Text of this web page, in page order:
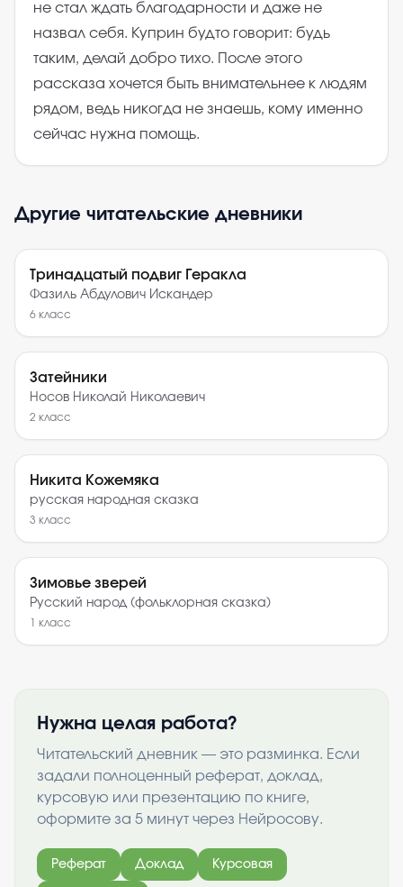
не стал ждать благодарности и даже не
назвал себя. Куприн будто говорит: будь
таким, делай добро тихо. После этого
рассказа хочется быть внимательнее к людям
рядом, ведь никогда не знаешь, кому именно
сейчас нужна помощь.
Другие читательские дневники
Тринадцатый подвиг Геракла
Фазиль Абдулович Искандер
6 класс
Затейники
Носов Николай Николаевич
2 класс
Никита Кожемяка
русская народная сказка
3 класс
Зимовье зверей
Русский народ (фольклорная сказка)
1 класс
Нужна целая работа?
Читательский дневник — это разминка. Если
задали полноценный реферат, доклад,
курсовую или презентацию по книге,
оформите за 5 минут через Нейросову.
Реферат Доклад Курсовая